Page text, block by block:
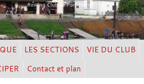
Rowing Club de Port Marly
LES SECTIONS
VIE DU CLUB
Contact et plan
cookies